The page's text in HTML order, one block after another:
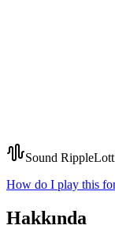
Sound Ripple
How do I play this
Hakkında